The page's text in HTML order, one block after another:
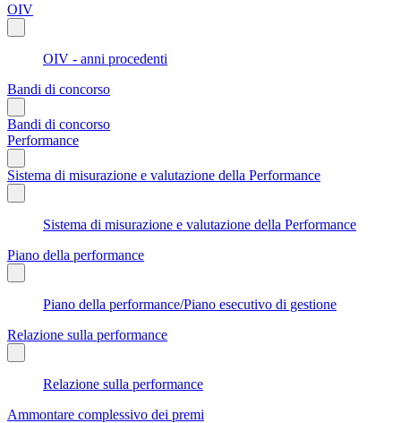
OIV
OIV - anni procedenti
Bandi di concorso
Bandi di concorso
Performance
Sistema di misurazione e valutazione della Performance
Sistema di misurazione e valutazione della Performance
Piano della performance
Piano della performance/Piano esecutivo di gestione
Relazione sulla performance
Relazione sulla performance
Ammontare complessivo dei premi